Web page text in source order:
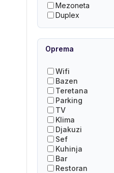
Mezoneta
Duplex
Oprema
Wifi
Bazen
Teretana
Parking
TV
Klima
Djakuzi
Sef
Kuhinja
Bar
Restoran